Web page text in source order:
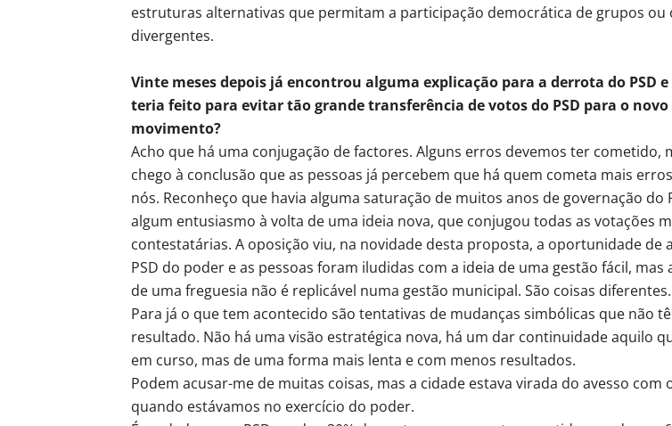
estruturas alternativas que permitam a participação democrática de grupos ou
divergentes.
Vinte meses depois já encontrou alguma explicação para a derrota do PSD e
teria feito para evitar tão grande transferência de votos do PSD para o novo
movimento?
Acho que há uma conjugação de factores. Alguns erros devemos ter cometido,
chego à conclusão que as pessoas já percebem que há quem cometa mais
nós. Reconheço que havia alguma saturação de muitos anos de governação do
algum entusiasmo à volta de uma ideia nova, que conjugou todas as votações
contestatárias. A oposição viu, na novidade desta proposta, a oportunidade de
PSD do poder e as pessoas foram iludidas com a ideia de uma gestão fácil, mas
de uma freguesia não é replicável numa gestão municipal. São coisas diferentes.
Para já o que tem acontecido são tentativas de mudanças simbólicas que não
resultado. Não há uma visão estratégica nova, há um dar continuidade aquilo
em curso, mas de uma forma mais lenta e com menos resultados.
Podem acusar-me de muitas coisas, mas a cidade estava virada do avesso com
quando estávamos no exercício do poder.